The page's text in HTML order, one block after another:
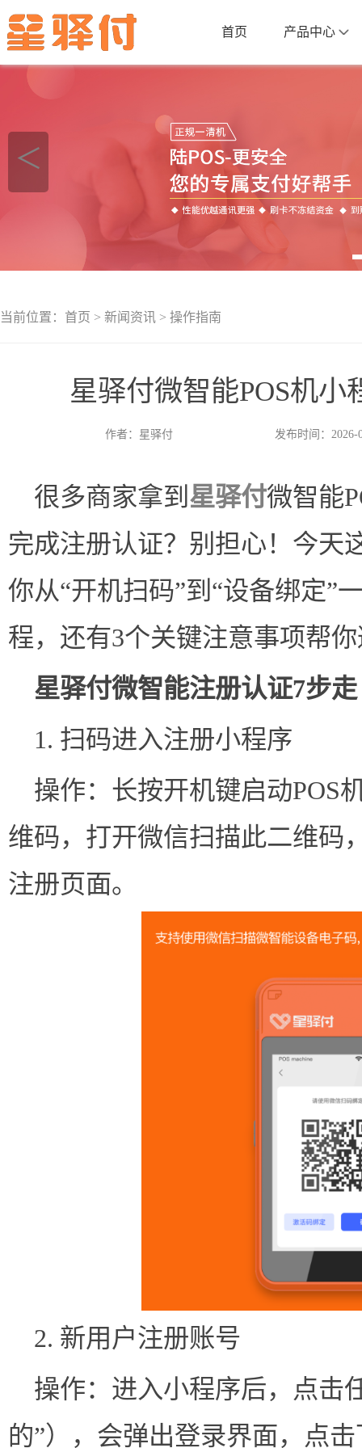
首页 产品中心
＜
当前位置： 首页 > 新闻资讯 > 操作指南
星驿付微智能POS机
作者：星驿付 发布时间：2026-
很多商家拿到 星驿付微智能
完成注册认证？别担心！今天
你从“开机扫码”到“设备绑定”
程，还有3个关键注意事项帮
星驿付微智能注册认证7步走
1. 扫码进入注册小程序
操作：长按开机键启动POS
维码，打开微信扫描此二维码
注册页面。
2. 新用户注册账号
操作：进入小程序后，点击
的”），会弹出登录界面，点